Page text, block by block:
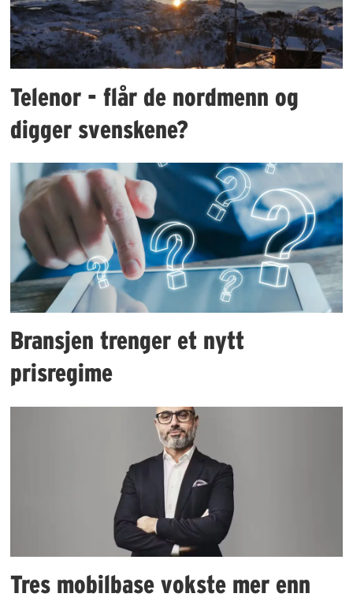
Telenor - flår de nordmenn og
digger svenskene?
Bransjen trenger et nytt
prisregime
Tres mobilbase vokste mer enn